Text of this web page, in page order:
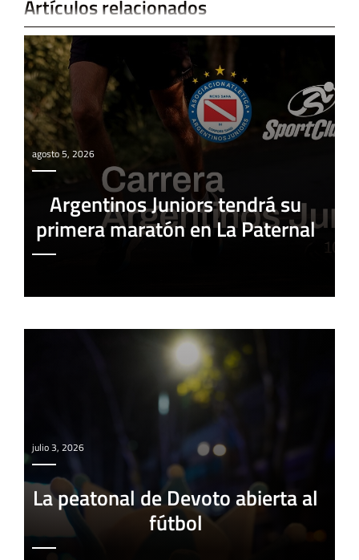
Artículos relacionados
agosto 5, 2026
Argentinos Juniors tendrá su
primera maratón en La Paternal
julio 3, 2026
La peatonal de Devoto abierta al
fútbol